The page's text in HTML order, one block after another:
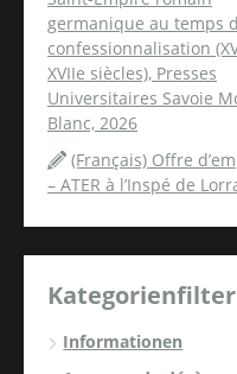
germanique au temps
confessionnalisation
XVIIe siècles), Presses
Universitaires Savoie
Blanc, 2026
(Français) Offre
– ATER à l’Inspé de
Kategorienfilter
Informationen